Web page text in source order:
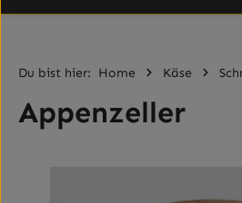
Du bist hier: Home Käse
Appenzeller